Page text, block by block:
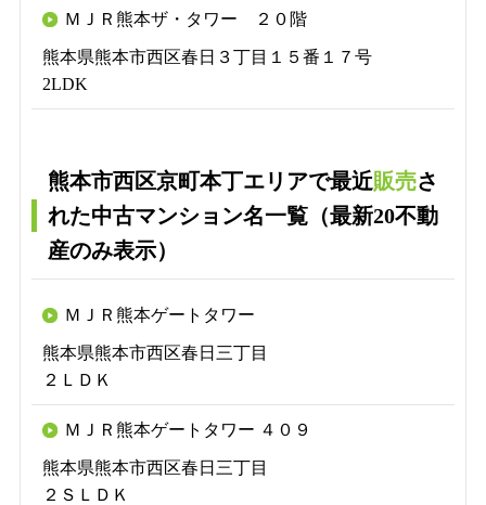
ＭＪＲ熊本ザ・タワー ２０階
熊本県熊本市西区春日３丁目１５番１７号
2LDK
熊本市西区京町本丁エリアで最近販売さ
れた中古マンション名一覧（最新20不動
産のみ表示）
ＭＪＲ熊本ゲートタワー
熊本県熊本市西区春日三丁目
２ＬＤＫ
ＭＪＲ熊本ゲートタワー ４０９
熊本県熊本市西区春日三丁目
２ＳＬＤＫ